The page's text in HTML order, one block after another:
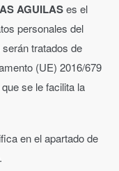
AGUILASes el
personales del
tratados de
(UE) 2016/679
se le facilita la
en el apartado de